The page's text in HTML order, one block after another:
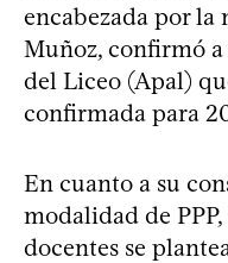
encabezada por
Muñoz, confirmó a
del Liceo (Apal)
confirmada para
En cuanto a su
modalidad de
docentes se